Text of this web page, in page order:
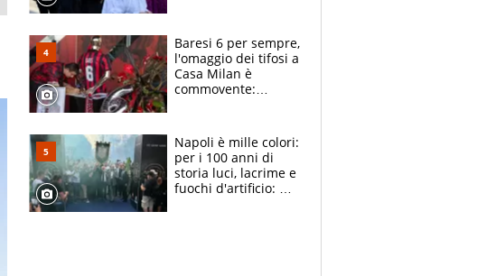
circondati
dall'affetto dei tifosi
Baresi 6 per sempre,
l'omaggio dei tifosi a
Casa Milan è
commovente:
bigliettini
Napoli è mille colori:
per i 100 anni di
storia luci, lacrime e
fuochi d'artificio: De